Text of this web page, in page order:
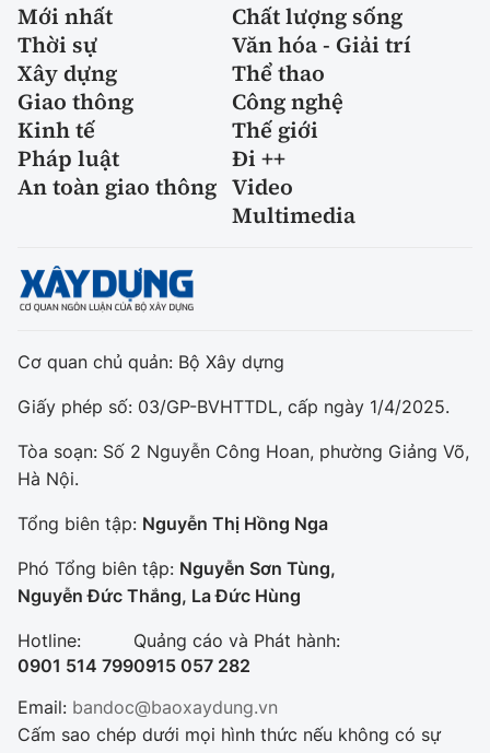
Mới nhất
Chất lượng sống
Thời sự
Văn hóa - Giải trí
Xây dựng
Thể thao
Giao thông
Công nghệ
Kinh tế
Thế giới
Pháp luật
Đi ++
An toàn giao thông Video
Multimedia
Cơ quan chủ quản: Bộ Xây dựng
Giấy phép số: 03/GP-BVHTTDL, cấp ngày 1/4/2025.
Tòa soạn: Số 2 Nguyễn Công Hoan, phường Giảng Võ,
Hà Nội.
Tổng biên tập: Nguyễn Thị Hồng Nga
Phó Tổng biên tập: Nguyễn Sơn Tùng,
Nguyễn Đức Thắng, La Đức Hùng
Hotline:
0901 514 799
Quảng cáo và Phát hành:
0915 057 282
Email: bandoc@baoxaydung.vn
Cấm sao chép dưới mọi hình thức nếu không có sự